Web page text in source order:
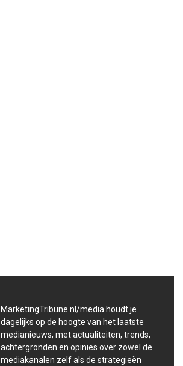
MarketingTribune.nl/media houdt je
dagelijks op de hoogte van het laatste
medianieuws, met actualiteiten, trends,
achtergronden en opinies over zowel de
mediakanalen zelf als de strategieën